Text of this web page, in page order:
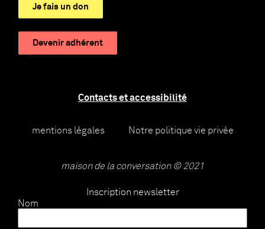
Je fais un don
Devenir adhérent
Contacts et accessibilité
mentions légales Notre politique vie privée
maison de la conversation © 2021
Inscription newsletter
Nom